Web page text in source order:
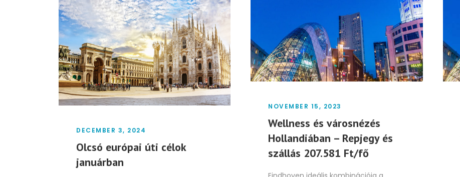
DECEMBER 3, 2024
Olcsó európai úti célok
januárban
NOVEMBER 15, 2023
Wellness és városnézés
Hollandiában – Repjegy és
szállás 207.581 Ft/fő